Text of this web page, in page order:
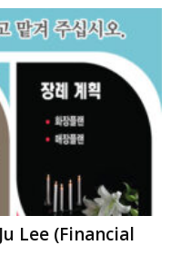
Lee (Financial